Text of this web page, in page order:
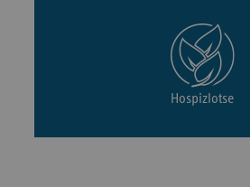
Hospizlotse